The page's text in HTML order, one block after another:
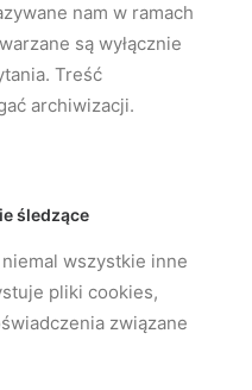
nam w ramach
są wyłącznie
Treść
archiwizacji.
śledzące
wszystkie inne
pliki cookies,
związane